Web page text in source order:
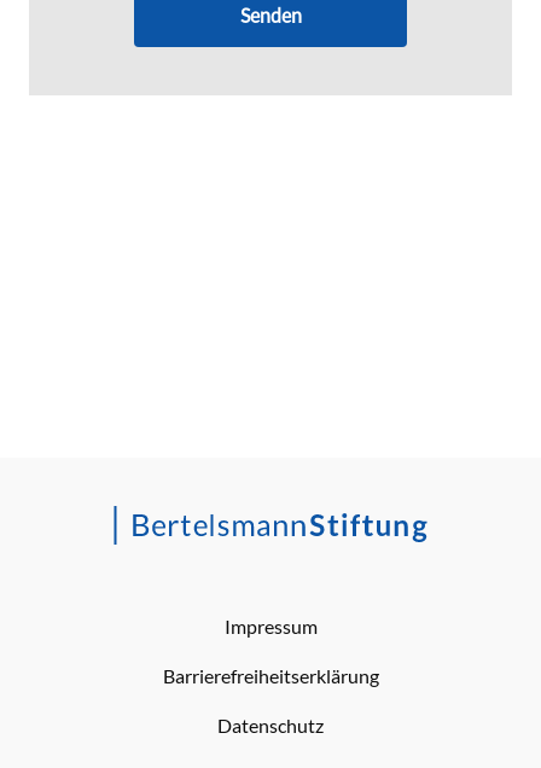
Senden
Impressum
Barrierefreiheitserklärung
Datenschutz